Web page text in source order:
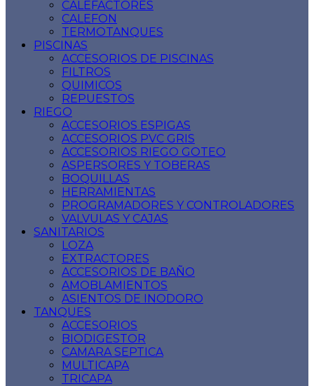
CALEFACTORES
CALEFON
TERMOTANQUES
PISCINAS
ACCESORIOS DE PISCINAS
FILTROS
QUIMICOS
REPUESTOS
RIEGO
ACCESORIOS ESPIGAS
ACCESORIOS PVC GRIS
ACCESORIOS RIEGO GOTEO
ASPERSORES Y TOBERAS
BOQUILLAS
HERRAMIENTAS
PROGRAMADORES Y CONTROLADORES
VALVULAS Y CAJAS
SANITARIOS
LOZA
EXTRACTORES
ACCESORIOS DE BAÑO
AMOBLAMIENTOS
ASIENTOS DE INODORO
TANQUES
ACCESORIOS
BIODIGESTOR
CAMARA SEPTICA
MULTICAPA
TRICAPA